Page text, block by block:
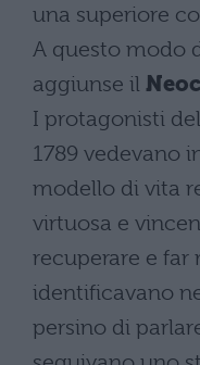
una superiore
A questo modo
aggiunse il
I protagonisti
1789 vedevano
modello di vita
virtuosa e
recuperare e far
identificavano
persino di